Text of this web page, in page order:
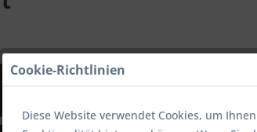
Cookie-Richtlinien
Diese Website verwendet Cookies, um